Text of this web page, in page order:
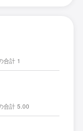
合計 1
合計 5.00